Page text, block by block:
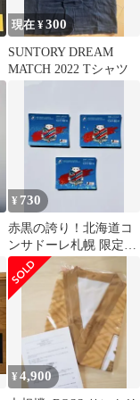
現在 ¥300
SUNTORY DREAM
MATCH 2022 Tシャツ
¥ 730
赤黒の誇り！北海道コ
ンサドーレ札幌 限定ホ
ロステッカー3枚組
¥4,900